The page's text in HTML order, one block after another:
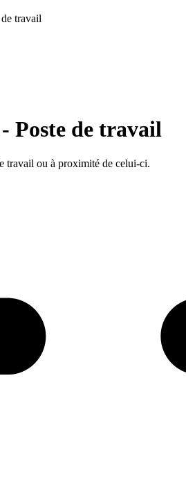
travail
Poste de travail
travail ou à proximité de celui-ci.